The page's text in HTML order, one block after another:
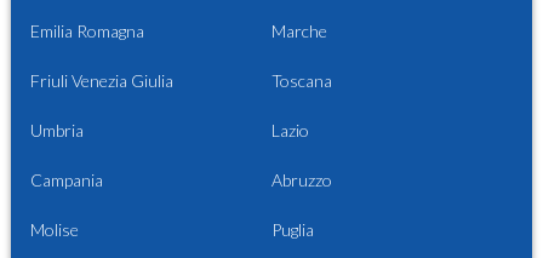
Emilia Romagna Marche
Friuli Venezia Giulia Toscana
Umbria Lazio
Campania Abruzzo
Molise Puglia